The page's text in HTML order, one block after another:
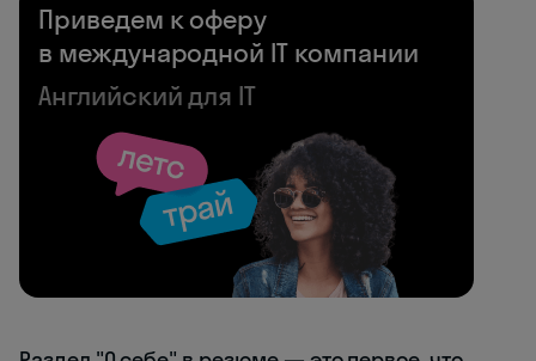
Приведем к оферу
в международной IT компании
Английский для IT